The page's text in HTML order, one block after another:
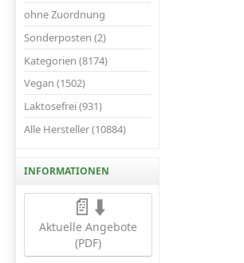
ohne Zuordnung
Sonderposten (2)
Kategorien (8174)
Vegan (1502)
Laktosefrei (931)
Alle Hersteller (10884)
INFORMATIONEN
📄⬇️
Aktuelle Angebote
(PDF)